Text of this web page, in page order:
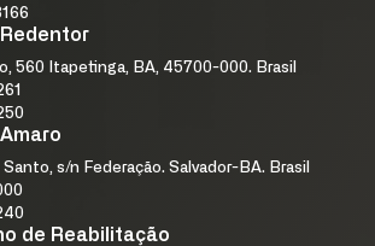
560 Itapetinga, BA, 45700-000. Brasil
Santo, s/n Federação. Salvador-BA. Brasil
de Reabilitação